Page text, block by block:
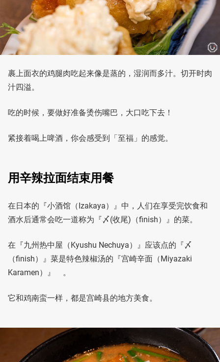
裹上面衣的鸡腿肉吃起来像是蒸的，湿润而多汁。切开时肉
汁四溢。
吃的时候，要做好准备烫伤嘴巴，大口吃下去！
紧接着喝上啤酒，你会感受到「至福」的感觉。
用辛辣拉面结束用餐
在日本的『小酒馆（Izakaya）』中，人们在享受完饮食和
酒水后通常会吃一道称为『〆(收尾)（finish）』的菜。
在『九州热中屋（Kyushu Nechuya）』应该点的『〆
（finish）』菜是特色辣椒汤的『宫崎辛面（Miyazaki
Karamen）』 。
它和鸡南蛮一样，都是宫崎县的地方美食。